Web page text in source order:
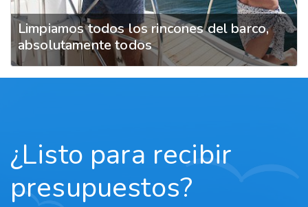
Limpiamos todos los rincones del barco,
absolutamente todos
¿Listo para recibir
presupuestos?